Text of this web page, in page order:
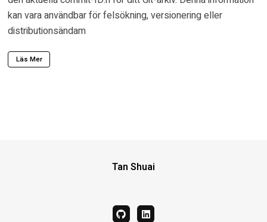
kan vara användbar för felsökning, versionering eller
distributionsändam
Läs Mer
Tan Shuai